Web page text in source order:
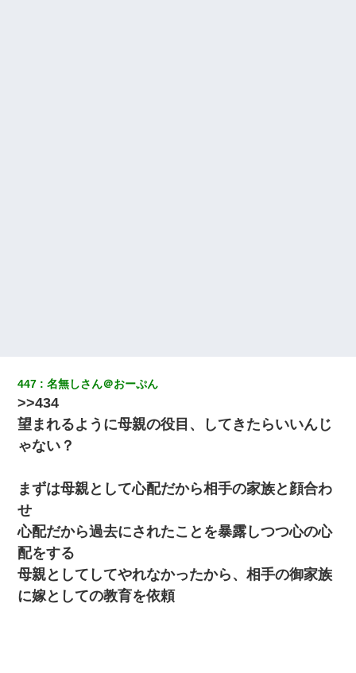
【衝撃】ある工場に配属すると、女の人がみんな退職してしま
う。会社「仕事がハードだし田舎で娯楽も少ないからキツイの
か…」→ 実際は違った
テレワーク上司「会議中はカメラ付けろ！」女社員「え、事前連
絡無しは無理」上司「いいから付けろ！」→
夫に癌の余命宣告。その闘病中に長女から信じられない言葉を受
けた
旦那が長男のDNA鑑定をしたら血縁関係0%だった。旦那「やっぱ
りウワキしてたんだな…」長男「俺は誰の子供なの？」長女・次
男「ウワキ女！」
447 名無しさん＠おーぷん
>>434
望まれるように母親の役目、してきたらいいんじ
ゃない？
まずは母親として心配だから相手の家族と顔合わ
せ
心配だから過去にされたことを暴露しつつ心の心
配をする
母親としてしてやれなかったから、相手の御家族
に嫁としての教育を依頼